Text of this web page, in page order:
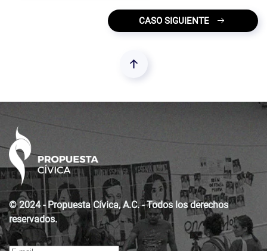
CASO SIGUIENTE
© 2024 - Propuesta Cívica, A.C. - Todos los derechos
reservados.